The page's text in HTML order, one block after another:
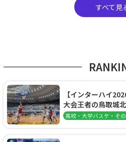
すべて見
【インターハイ
大会王者の鳥取城
阜女子に完勝、大
高校・大学バスケ・そ